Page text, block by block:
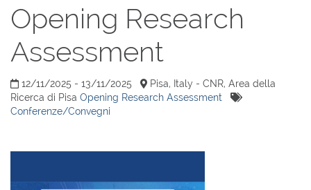
Opening Research
Assessment
12/11/2025 - 13/11/2025
Pisa, Italy - CNR, Area della
Ricerca di Pisa Opening Research Assessment
Conferenze/Convegni